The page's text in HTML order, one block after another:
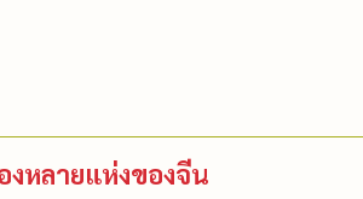
งหลายแห่งของจีน